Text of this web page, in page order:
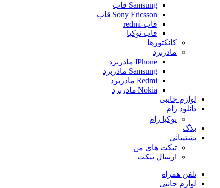
Samsung قاب
Sony Ericsson قاب
قاب-redmi
قاب نوکیا
کانکتورها
مادربرد
IPhone مادربرد
Samsung مادربرد
Redmi مادربرد
Nokia مادربرد
لوازم جانبی
دانلود رام
نوکیا رام
بلاگ
پشتیبانی
تیکت های من
ارسال تیکت
تلفن همراه
لوازم جانبی